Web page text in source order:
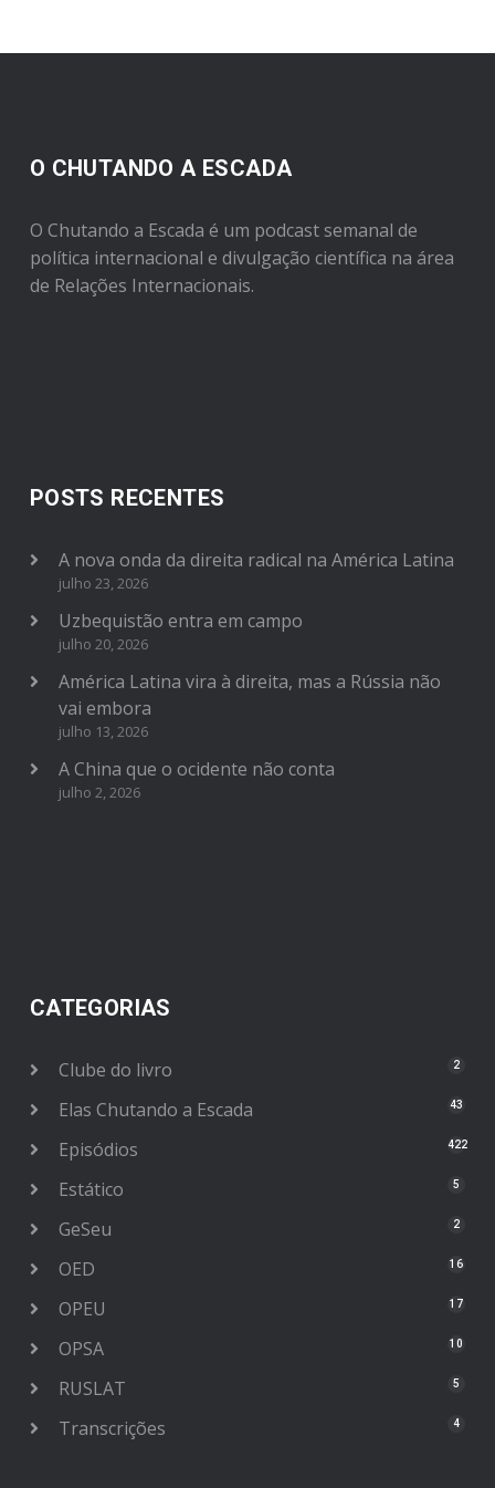
O CHUTANDO A ESCADA
O Chutando a Escada é um podcast semanal de
política internacional e divulgação científica na área
de Relações Internacionais.
POSTS RECENTES
A nova onda da direita radical na América Latina
julho 23, 2026
Uzbequistão entra em campo
julho 20, 2026
América Latina vira à direita, mas a Rússia não
vai embora
julho 13, 2026
A China que o ocidente não conta
julho 2, 2026
CATEGORIAS
Clube do livro 2
Elas Chutando a Escada 43
Episódios 422
Estático 5
GeSeu 2
OED 16
OPEU 17
OPSA 10
RUSLAT 5
Transcrições 4